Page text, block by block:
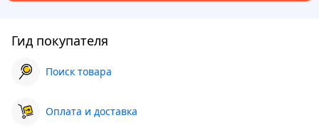
Гид покупателя
Поиск товара
Оплата и доставка